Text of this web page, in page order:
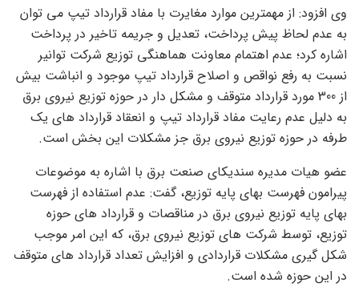
وی افزود: از مهمترین موارد مغایرت با مفاد قرارداد تیپ می توان
به عدم لحاظ پیش پرداخت، تعدیل و جریمه تاخیر در پرداخت
اشاره کرد؛ عدم اهتمام معاونت هماهنگی توزیع شرکت توانیر
نسبت به رفع نواقص و اصلاح قرارداد تیپ موجود و انباشت بیش
از 300 مورد قرارداد متوقف و مشکل دار در حوزه توزیع نیروی برق
به دلیل عدم رعایت مفاد قرارداد تیپ و انعقاد قرارداد های یک
طرفه در حوزه توزیع نیروی برق جز مشکلات این بخش است.
عضو هیات مدیره سندیکای صنعت برق با اشاره به موضوعات
پیرامون فهرست بهای پایه توزیع، گفت: عدم استفاده از فهرست
بهای پایه توزیع نیروی برق در مناقصات و قرارداد های حوزه
توزیع، توسط شرکت های توزیع نیروی برق، که این امر موجب
شکل گیری مشکلات قراردادی و افزایش تعداد قرارداد های متوقف
در این حوزه شده است.